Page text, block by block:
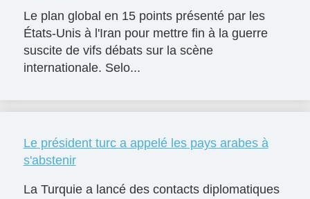
Le plan global en 15 points présenté par les
États-Unis à l'Iran pour mettre fin à la guerre
suscite de vifs débats sur la scène
internationale. Selo...
Le président turc a appelé les pays arabes à
s'abstenir
La Turquie a lancé des contacts diplomatiques